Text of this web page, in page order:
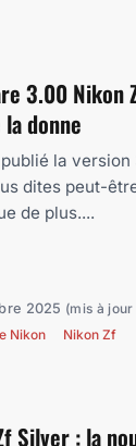
3.00
donne
la
dites peut-
de plus....
2025 (mis à
Nikon
Nikon Zf
Silver : la